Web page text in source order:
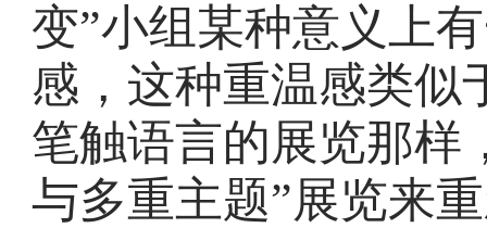
变”小组某种意义上
感，这种重温感类似
笔触语言的展览那样
与多重主题”展览来